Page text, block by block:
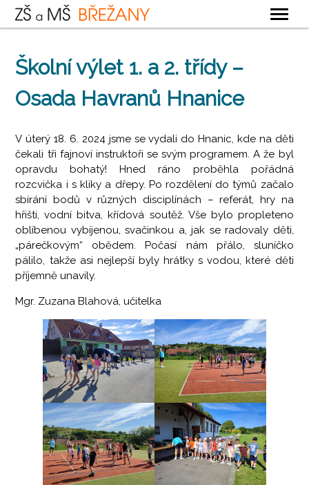
ZÁKLADNÍ ŠKOLA
MATEŘSKÁ ŠKOLA
ŠKOLNÍ JÍDELNA
KONTAKTY
Školní výlet 1. a 2. třídy –
Osada Havranů Hnanice
V úterý 18. 6. 2024 jsme se vydali do Hnanic, kde na děti
čekali tři fajnoví instruktoři se svým programem. A že byl
opravdu bohatý! Hned ráno proběhla pořádná
rozcvička i s kliky a dřepy. Po rozdělení do týmů začalo
sbírání bodů v různých disciplínách – referát, hry na
hřišti, vodní bitva, křídová soutěž. Vše bylo propleteno
oblíbenou vybíjenou, svačinkou a, jak se radovaly děti,
„párečkovým“ obědem. Počasí nám přálo, sluníčko
pálilo, takže asi nejlepší byly hrátky s vodou, které děti
příjemně unavily.
Mgr. Zuzana Blahová, učitelka